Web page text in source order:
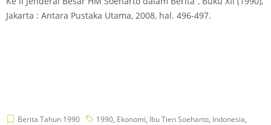
Jakarta : Antara Pustaka Utama, 2008, hal. 496-497.
Berita Tahun 1990 1990, Ekonomi, Ibu Tien Soeharto, Indonesia,